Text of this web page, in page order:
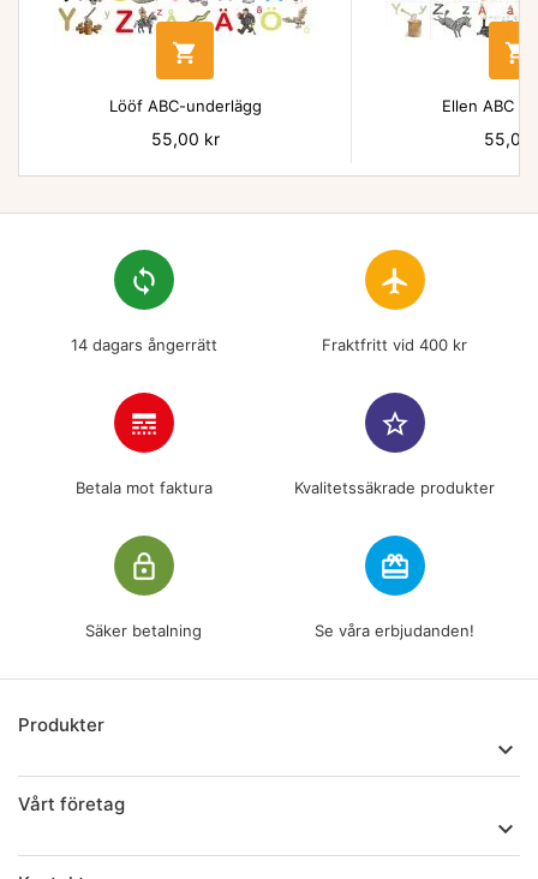

Lööf ABC-underlägg
Pris
55,00 kr

Ellen ABC
Pris
55,00
loop
14 dagars ångerrätt
flight
Fraktfritt vid 400 kr
line_style
Betala mot faktura
star_border
Kvalitetssäkrade produkter
lock_outline
Säker betalning
redeem
Se våra erbjudanden!
Produkter

Vårt företag
